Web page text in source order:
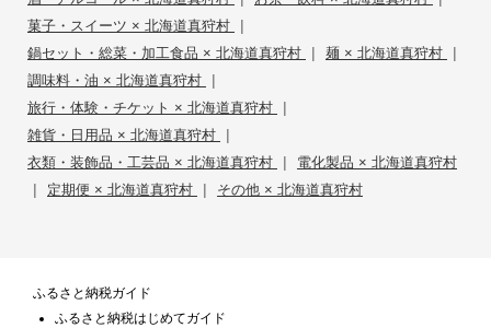
菓子・スイーツ × 北海道真狩村 |
鍋セット・総菜・加工食品 × 北海道真狩村 | 麺 × 北海道真狩村 |
調味料・油 × 北海道真狩村 |
旅行・体験・チケット × 北海道真狩村 |
雑貨・日用品 × 北海道真狩村 |
衣類・装飾品・工芸品 × 北海道真狩村 | 電化製品 × 北海道真狩村
| 定期便 × 北海道真狩村 | その他 × 北海道真狩村
ふるさと納税ガイド
ふるさと納税はじめてガイド